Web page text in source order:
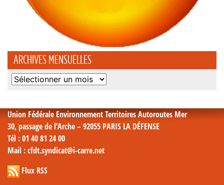
ARCHIVES MENSUELLES
Archives
Union Fédérale Environnement Territoires Autoroutes Mer
30, passage de l’Arche – 92055 PARIS LA DÉFENSE
Tél : 01 40 81 24 00
Mail : cfdt.syndicat@i-carre.net
Flux RSS